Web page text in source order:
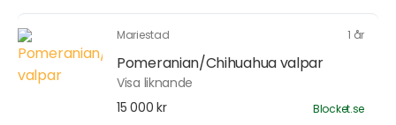
Mariestad 1 år
Pomeranian/Chihuahua valpar
Visa liknande
15 000 kr
Blocket.se